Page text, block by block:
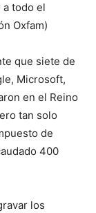
a todo el
Oxfam)
que siete de
Microsoft,
en el Reino
tan solo
de
400
los